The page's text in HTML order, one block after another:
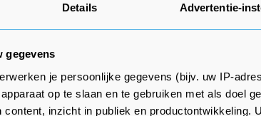
Details Advertentie-
gegevens
je persoonlijke gegevens (bijv. uw IP-
op te slaan en te gebruiken met als doel
content, inzicht in publiek en productontwikkeling.
stond maandag op
werd de 100.000e besmetting
gaat Nederland over een
van 200.000 besmettingen.